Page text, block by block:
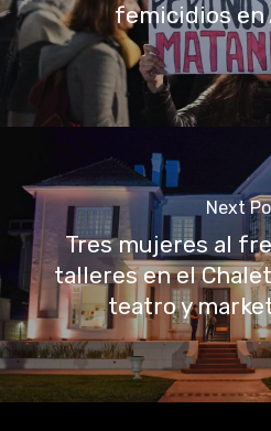
femicidios en
Next
Tres mujeres al
talleres en el
teatro y